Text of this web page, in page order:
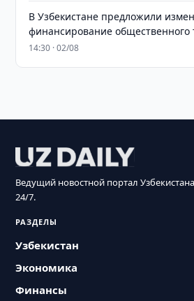
В Узбекистане предложили
финансирование общественного
14:30 · 02/08
Ведущий новостной портал
24/7.
РАЗДЕЛЫ
Узбекистан
Экономика
Финансы